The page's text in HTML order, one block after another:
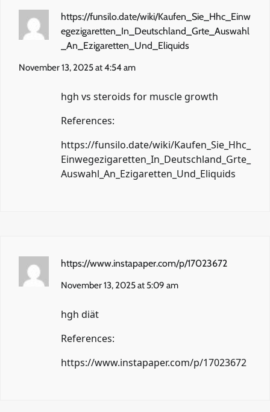
https://funsilo.date/wiki/Kaufen_Sie_Hhc_Einw
egezigaretten_In_Deutschland_Grte_Auswahl
_An_Ezigaretten_Und_Eliquids
November 13, 2025 at 4:54 am
hgh vs steroids for muscle growth
References:
https://funsilo.date/wiki/Kaufen_Sie_Hhc_
Einwegezigaretten_In_Deutschland_Grte_
Auswahl_An_Ezigaretten_Und_Eliquids
https://www.instapaper.com/p/17023672
November 13, 2025 at 5:09 am
hgh diät
References:
https://www.instapaper.com/p/17023672